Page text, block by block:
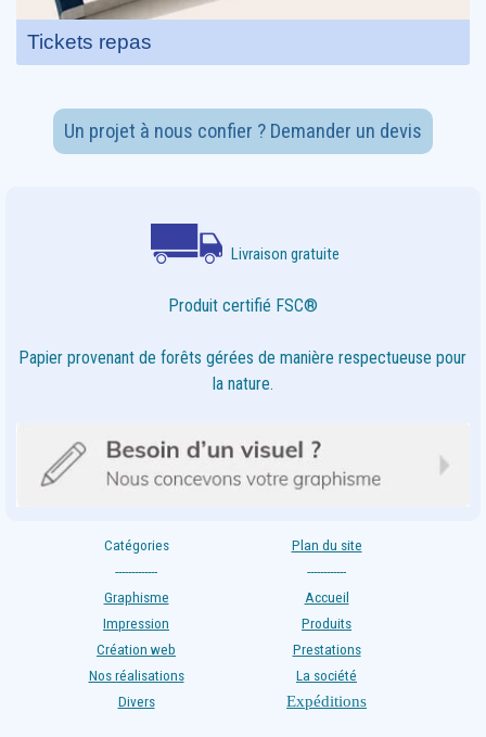
Tickets repas
Un projet à nous confier ? Demander un devis
Livraison gratuite
Produit certifié FSC®
Papier provenant de forêts gérées de manière respectueuse pour
la nature.
Catégories
-------------
Graphisme
Impression
Création web
Nos réalisations
Divers
Plan du site
------------
Accueil
Produits
Prestations
La société
Expéditions